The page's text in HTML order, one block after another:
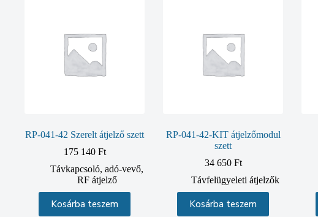
RP-041-42 Szerelt átjelző szett
175 140 Ft
Távkapcsoló, adó-vevő,
RF átjelző
Kosárba teszem
RP-041-42-KIT átjelzőmodul
szett
34 650 Ft
Távfelügyeleti átjelzők
Kosárba teszem